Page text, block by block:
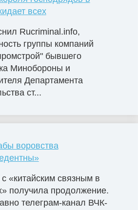
всех
Rucriminal.info,
группы компаний
бывшего
Минобороны и
Департамента
ст...
воровства
«китайским связным в
получила продолжение.
телеграм-канал ВЧК-